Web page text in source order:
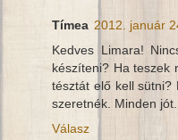
Tímea 2012. január
Kedves Limara!
készíteni? Ha teszek
tésztát elő kell sütni?
szeretnék. Minden jót.
Válasz